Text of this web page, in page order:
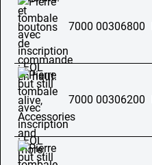
7000 00306800
7000 00306200